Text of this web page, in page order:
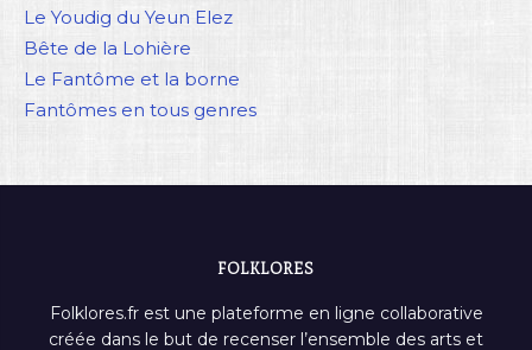
Le Youdig du Yeun Elez
Bête de la Lohière
Le Fantôme et la borne
Fantômes en tous genres
FOLKLORES
Folklores.fr est une plateforme en ligne collaborative
créée dans le but de recenser l’ensemble des arts et